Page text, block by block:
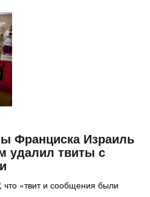
Франциска Израиль
удалил твиты с
«твит и сообщения были